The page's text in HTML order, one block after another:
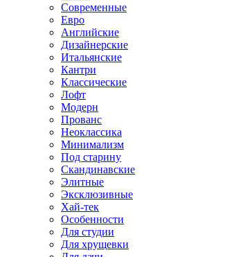
Современные
Евро
Английские
Дизайнерские
Итальянские
Кантри
Классические
Лофт
Модерн
Прованс
Неоклассика
Минимализм
Под старину
Скандинавские
Элитные
Эксклюзивные
Хай-тек
Особенности
Для студии
Для хрущевки